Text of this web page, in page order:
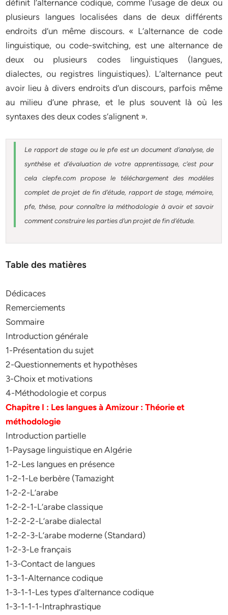
définit l’alternance codique, comme l’usage de deux ou
plusieurs langues localisées dans de deux différents
endroits d’un même discours. « L’alternance de code
linguistique, ou code-switching, est une alternance de
deux ou plusieurs codes linguistiques (langues,
dialectes, ou registres linguistiques). L’alternance peut
avoir lieu à divers endroits d’un discours, parfois même
au milieu d’une phrase, et le plus souvent là où les
syntaxes des deux codes s’alignent ».
Le rapport de stage ou le pfe est un document d’analyse, de
synthèse et d’évaluation de votre apprentissage, c’est pour
cela clepfe.com propose le téléchargement des modèles
complet de projet de fin d’étude, rapport de stage, mémoire,
pfe, thèse, pour connaître la méthodologie à avoir et savoir
comment construire les parties d’un projet de fin d’étude.
Table des matières
Dédicaces
Remerciements
Sommaire
Introduction générale
1-Présentation du sujet
2-Questionnements et hypothèses
3-Choix et motivations
4-Méthodologie et corpus
Chapitre I : Les langues à Amizour : Théorie et
méthodologie
Introduction partielle
1-Paysage linguistique en Algérie
1-2-Les langues en présence
1-2-1-Le berbère (Tamazight
1-2-2-L’arabe
1-2-2-1-L’arabe classique
1-2-2-2-L’arabe dialectal
1-2-2-3-L’arabe moderne (Standard)
1-2-3-Le français
1-3-Contact de langues
1-3-1-Alternance codique
1-3-1-1-Les types d’alternance codique
1-3-1-1-1-Intraphrastique